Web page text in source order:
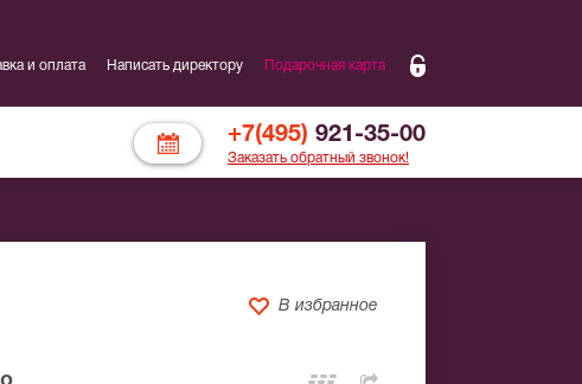
и оплата Написать директору Подарочная карта
+7(495) 921-35-00
Заказать обратный звонок!
В избранное